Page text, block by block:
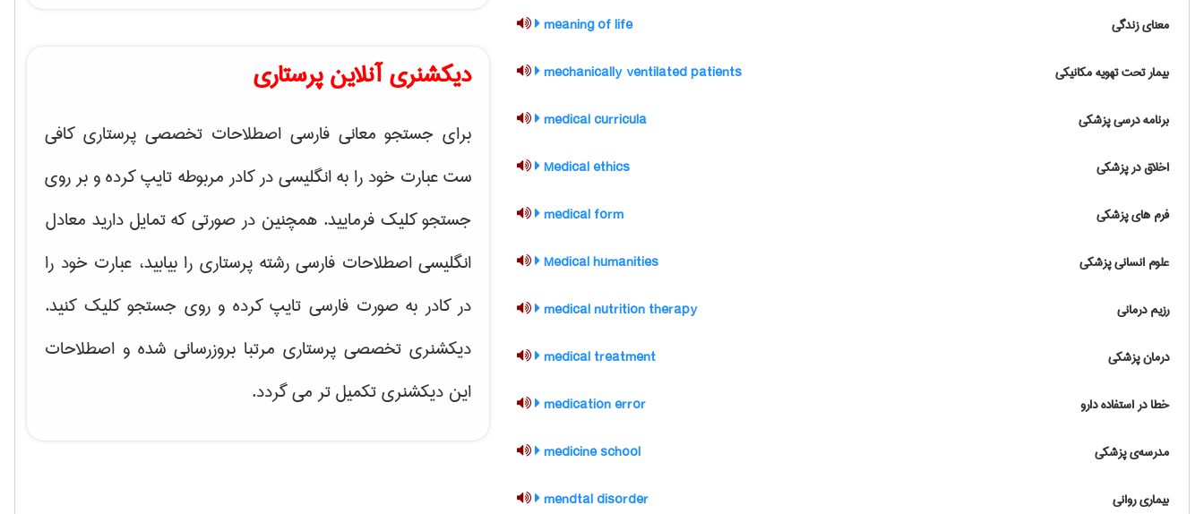
معنای زندگی meaning of life
بیمار تحت تهویه مکانیکی mechanically ventilated patients
برنامه درسی پزشکی medical curricula
اخلاق در پزشکی Medical ethics
فرم های پزشکی medical form
علوم انسانی پزشکی Medical humanities
رزیم درمانی medical nutrition therapy
درمان پزشکی medical treatment
خطا در استفاده دارو medication error
مدرسه‌ی پزشکی medicine school
بیماری روانی mendtal disorder
دیکشنری آنلاین پرستاری
برای جستجو معانی فارسی اصطلاحات تخصصی پرستاری کافی
ست عبارت خود را به انگلیسی در کادر مربوطه تایپ کرده و بر روی
جستجو کلیک فرمایید. همچنین در صورتی که تمایل دارید معادل
انگلیسی اصطلاحات فارسی رشته پرستاری را بیابید، عبارت خود را
در کادر به صورت فارسی تایپ کرده و روی جستجو کلیک کنید.
دیکشنری تخصصی پرستاری مرتبا بروزرسانی شده و اصطلاحات
این دیکشنری تکمیل تر می گردد.